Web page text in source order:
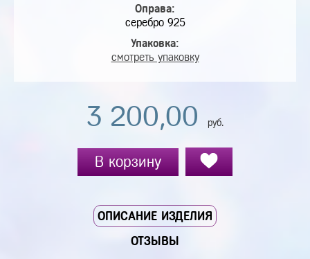
Оправа:
серебро 925
Упаковка:
смотреть упаковку
3 200,00 руб.
В корзину
ОПИСАНИЕ ИЗДЕЛИЯ
ОТЗЫВЫ